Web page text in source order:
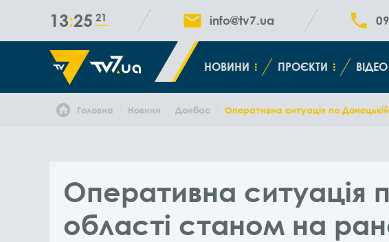
13 25 22 info@tv7.ua
НОВИНИ ПРОЄКТИ ВІДЕО
Головна Новини Донбас Оперативна ситуація по
Оперативна ситуація
області станом на